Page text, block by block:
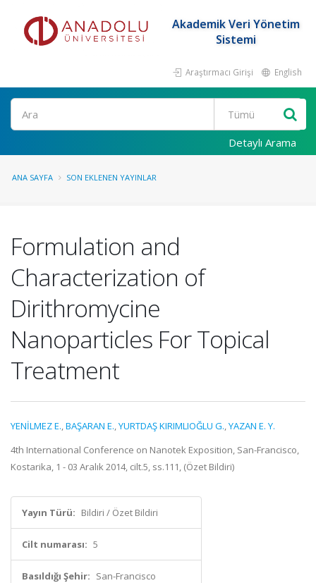
Akademik Veri Yönetim
Sistemi
Araştırmacı Girişi English
Ara
Detaylı Arama
ANA SAYFA SON EKLENEN YAYINLAR
Formulation and
Characterization of
Dirithromycine
Nanoparticles For Topical
Treatment
YENİLMEZ E.,BAŞARAN E.,YURTDAŞ KIRIMLIOĞLU G.,YAZAN E. Y.
4th International Conference on Nanotek Exposition, San-Francisco,
Kostarika, 1 - 03 Aralık 2014, cilt.5, ss.111, (Özet Bildiri)
Yayın Türü: Bildiri / Özet Bildiri
Cilt numarası: 5
Basıldığı Şehir: San-Francisco